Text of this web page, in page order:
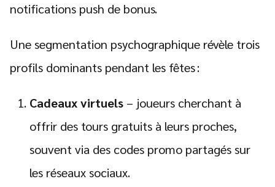
notifications push de bonus.
Une segmentation psychographique révèle trois
profils dominants pendant les fêtes :
Cadeaux virtuels – joueurs cherchant à
offrir des tours gratuits à leurs proches,
souvent via des codes promo partagés sur
les réseaux sociaux.